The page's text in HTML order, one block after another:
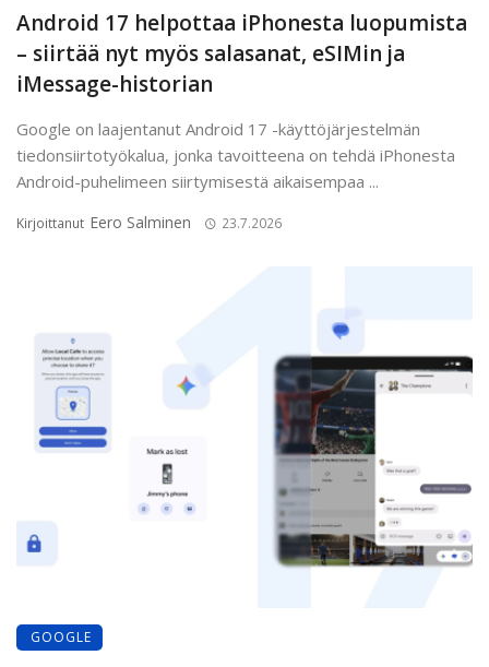
Android 17 helpottaa iPhonesta luopumista
– siirtää nyt myös salasanat, eSIMin ja
iMessage-historian
Google on laajentanut Android 17 -käyttöjärjestelmän
tiedonsiirtotyökalua, jonka tavoitteena on tehdä iPhonesta
Android-puhelimeen siirtymisestä aikaisempaa ...
Kirjoittanut Eero Salminen 23.7.2026
GOOGLE